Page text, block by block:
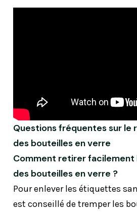
Questions fréquentes sur
des bouteilles en verre
Comment retirer
des bouteilles en verre ?
Pour enlever les étiquettes
est conseillé de tremper les